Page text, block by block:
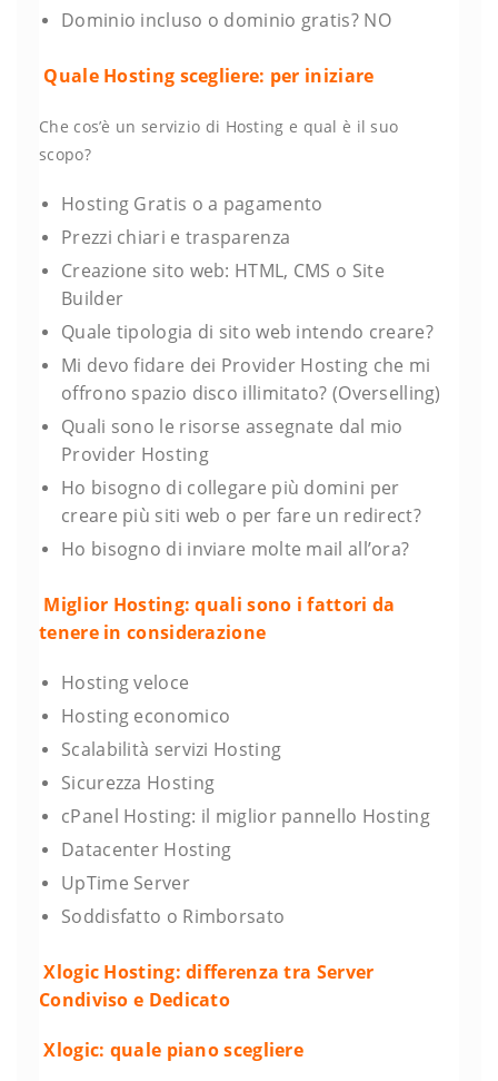
Dominio incluso o dominio gratis? NO
Quale Hosting scegliere: per iniziare
Che cos’è un servizio di Hosting e qual è il suo
scopo?
Hosting Gratis o a pagamento
Prezzi chiari e trasparenza
Creazione sito web: HTML, CMS o Site
Builder
Quale tipologia di sito web intendo creare?
Mi devo fidare dei Provider Hosting che mi
offrono spazio disco illimitato? (Overselling)
Quali sono le risorse assegnate dal mio
Provider Hosting
Ho bisogno di collegare più domini per
creare più siti web o per fare un redirect?
Ho bisogno di inviare molte mail all’ora?
Miglior Hosting: quali sono i fattori da
tenere in considerazione
Hosting veloce
Hosting economico
Scalabilità servizi Hosting
Sicurezza Hosting
cPanel Hosting: il miglior pannello Hosting
Datacenter Hosting
UpTime Server
Soddisfatto o Rimborsato
Xlogic Hosting: differenza tra Server
Condiviso e Dedicato
Xlogic: quale piano scegliere